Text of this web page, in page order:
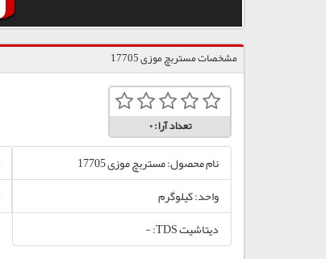
مشخصات مستربچ موزی 17705
تعداد آرا:0
نام محصول: مستربچ موزی 17705
واحد: کیلوگرم
دیتاشیت TDS: -